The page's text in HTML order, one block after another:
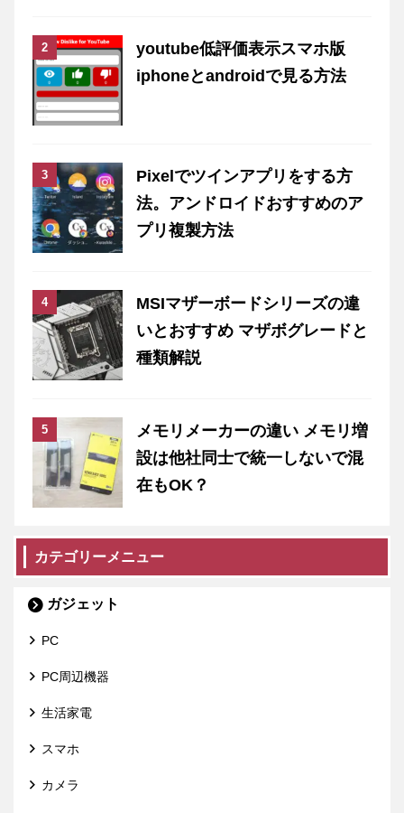
youtube低評価表示スマホ版
iphoneとandroidで見る方法
Pixelでツインアプリをする方
法。アンドロイドおすすめのア
プリ複製方法
MSIマザーボードシリーズの違
いとおすすめ マザボグレードと
種類解説
メモリメーカーの違い メモリ増
設は他社同士で統一しないで混
在もOK？
カテゴリーメニュー
ガジェット
PC
PC周辺機器
生活家電
スマホ
カメラ